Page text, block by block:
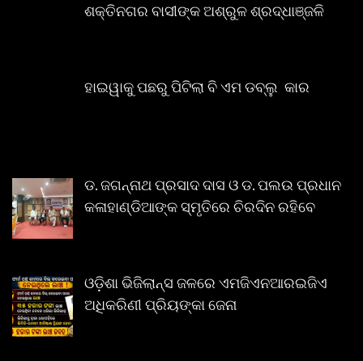
ଶକ୍ତିନଗର ବାସୀଙ୍କ ଅଶ୍ରୁଳ ଶ୍ରଦ୍ଧାଞ୍ଜଳି
ହାଇୱାକୁ ପଛରୁ ପିଟିଲା ବି ଏମ ଡବ୍ଲୁ କାର
ଡ. ଜଗନ୍ନାଥ ପ୍ରସାଦ ଦାସ ଓ ଡ. ପଲଉ ପ୍ରଧାନ
କଳାହାଣ୍ଡିଆଙ୍କ ସ୍ମୃତିରେ ଚିରଦିନ ରହିବେ
ଓଡ଼ିଶା ଭିଜିଲାନ୍ସ ଜଳରେ ଏମଜିଏନଆରଇଜିଏ
ଅଧିକରିଣୀ ପ୍ରିୟଙ୍କା ଜେନା